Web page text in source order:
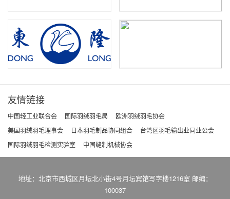
友情链接
中国轻工业联合会 国际羽绒羽毛局
欧洲羽绒羽毛协会
美国羽绒羽毛理事会
日本羽毛制品协同组合
台湾区羽毛输出业同业公会
国际羽绒羽毛检测实验室
中国缝制机械协会
地址：北京市西城区月坛北小街4号月坛宾馆写字楼1216室 邮编：
100037